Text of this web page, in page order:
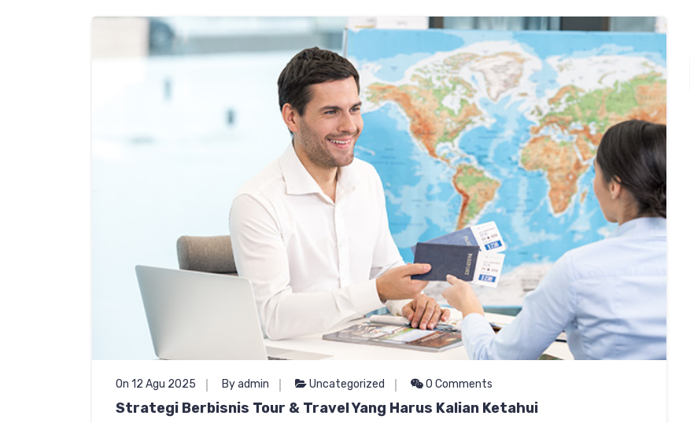
On 12 Agu 2025 By admin Uncategorized 0 Comments
Strategi Berbisnis Tour & Travel Yang Harus Kalian Ketahui